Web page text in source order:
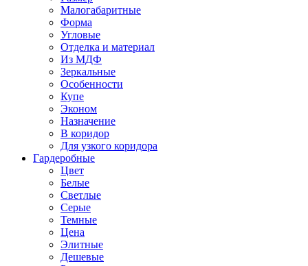
Малогабаритные
Форма
Угловые
Отделка и материал
Из МДФ
Зеркальные
Особенности
Купе
Эконом
Назначение
В коридор
Для узкого коридора
Гардеробные
Цвет
Белые
Светлые
Серые
Темные
Цена
Элитные
Дешевые